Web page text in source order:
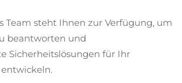
Team steht Ihnen zur Verfügung, um
beantworten und
Sicherheitslösungen für Ihr